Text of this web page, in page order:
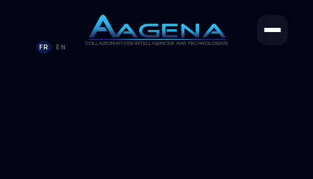
FR / EN